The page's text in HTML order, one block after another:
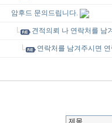
암후드 문의드립니다.
견적의뢰 나 연락처를 남
연락처를 남겨주시면